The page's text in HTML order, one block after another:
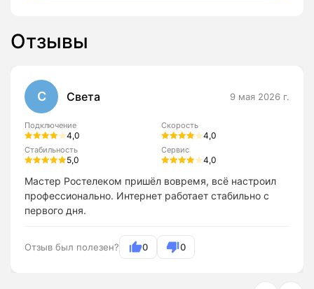
Отзывы
С Света 9 мая 2026 г.
Подключение
4,0
Скорость
4,0
Стабильность
5,0
Сервис
4,0
Мастер Ростелеком пришёл вовремя, всё настроил
профессионально. Интернет работает стабильно с
первого дня.
Отзыв был полезен? 0 0